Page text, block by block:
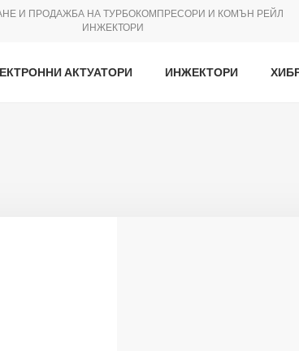
И ПРОДАЖБА НА ТУРБОКОМПРЕСОРИ И КОМЪН РЕЙЛ
ИНЖЕКТОРИ
АКТУАТОРИ ИНЖЕКТОРИ